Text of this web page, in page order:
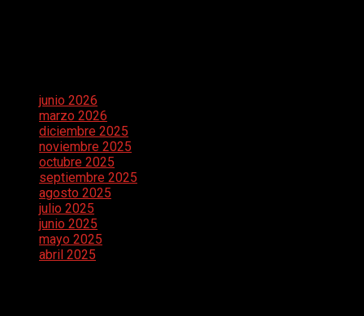
junio 2026
marzo 2026
diciembre 2025
noviembre 2025
octubre 2025
septiembre 2025
agosto 2025
julio 2025
junio 2025
mayo 2025
abril 2025